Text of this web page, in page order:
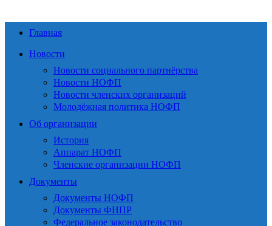
Главная
Новости
Новости социального партнёрства
Новости НОФП
Новости членских организаций
Молодёжная политика НОФП
Об организации
История
Аппарат НОФП
Членские организации НОФП
Документы
Документы НОФП
Документы ФНПР
Федеральное законодательство